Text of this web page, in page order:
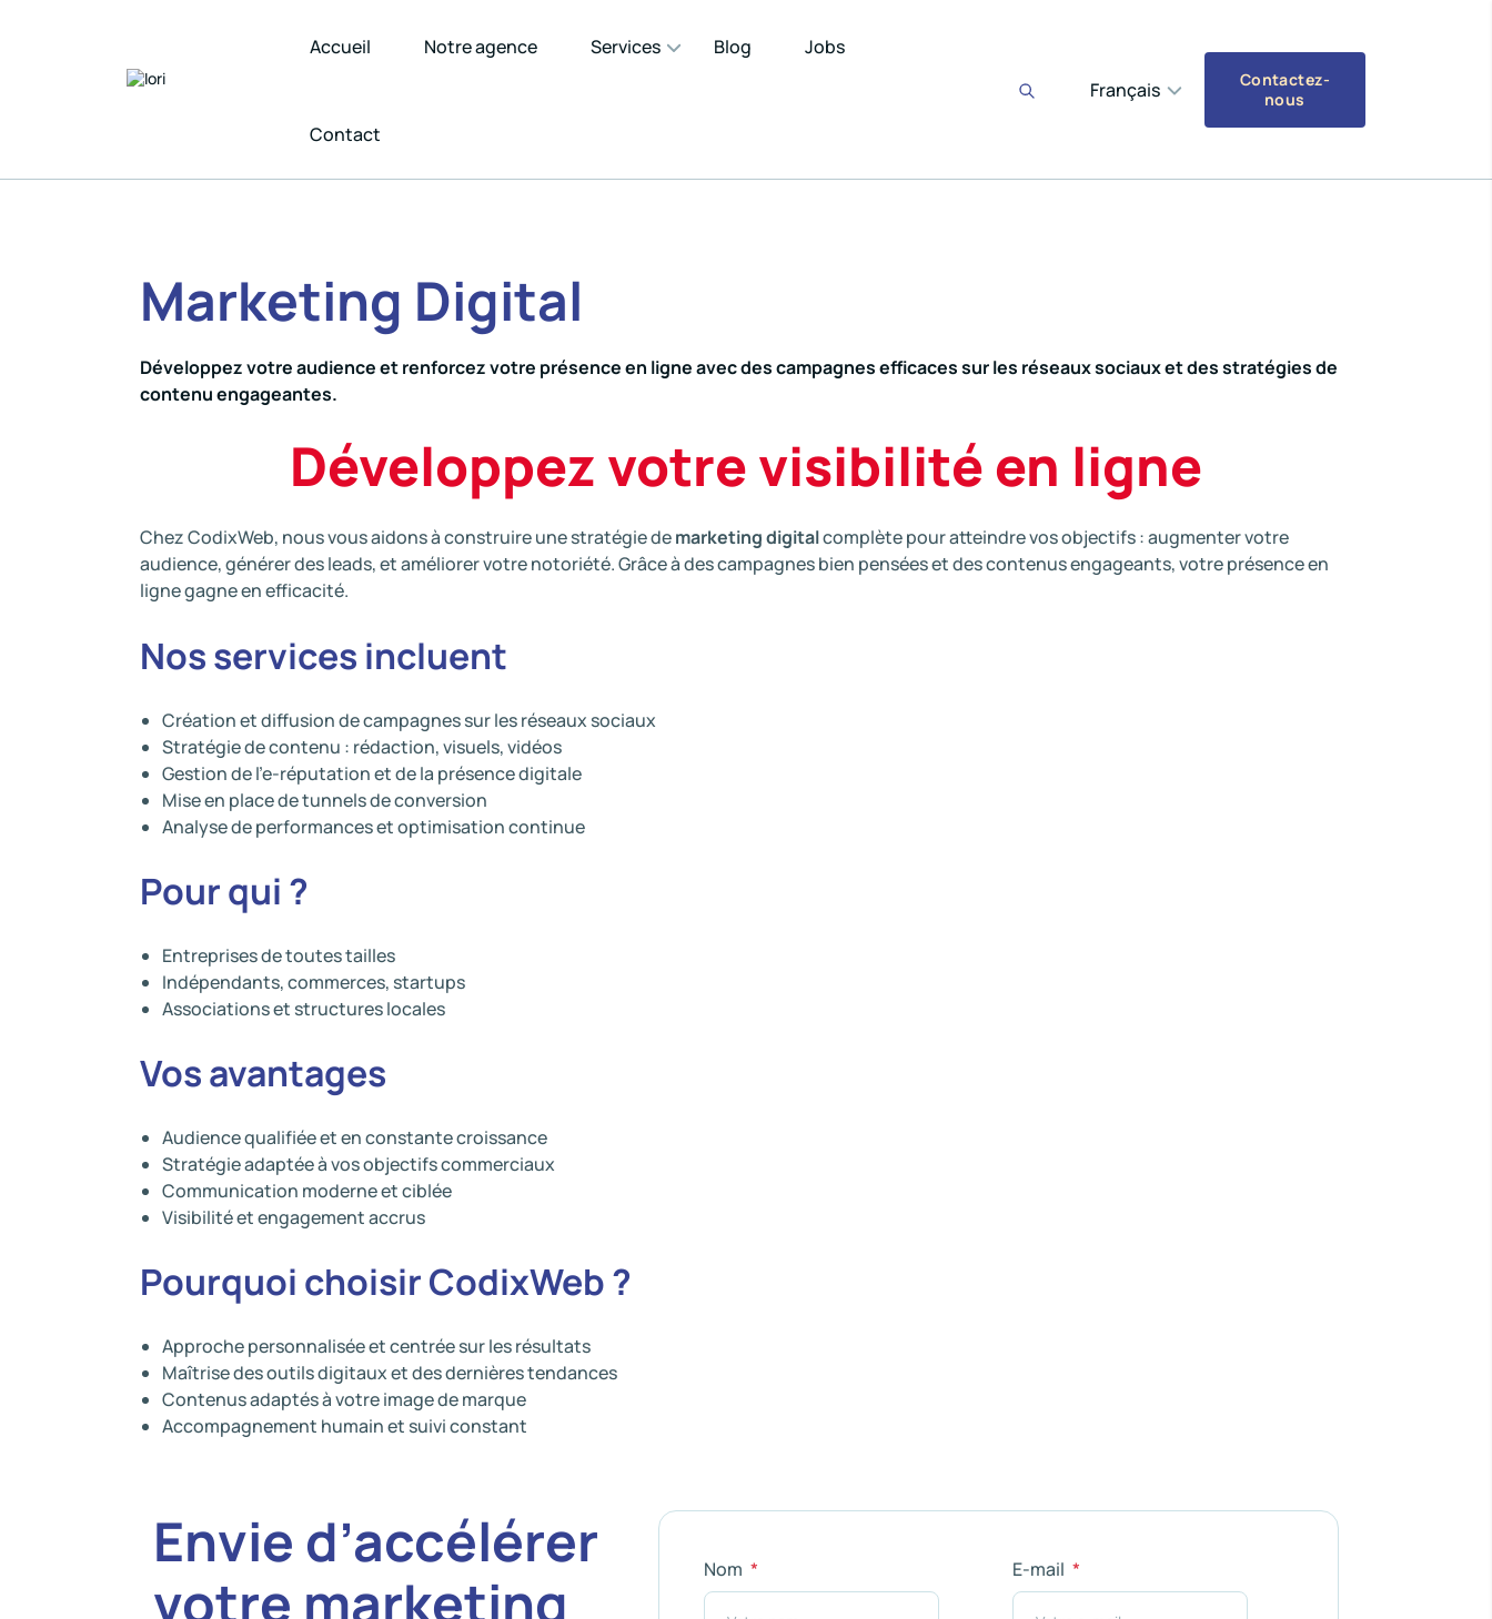
Accueil Notre agence Services Blog Jobs
Contact
Français
Contactez-
nous
Marketing Digital
Développez votre audience et renforcez votre présence en ligne avec des campagnes efficaces sur les réseaux sociaux et des stratégies de
contenu engageantes.
Développez votre visibilité en ligne
Chez CodixWeb, nous vous aidons à construire une stratégie demarketing digitalcomplète pour atteindre vos objectifs : augmenter votre
audience, générer des leads, et améliorer votre notoriété. Grâce à des campagnes bien pensées et des contenus engageants, votre présence en
ligne gagne en efficacité.
Nos services incluent
Création et diffusion de campagnes sur les réseaux sociaux
Stratégie de contenu : rédaction, visuels, vidéos
Gestion de l’e-réputation et de la présence digitale
Mise en place de tunnels de conversion
Analyse de performances et optimisation continue
Pour qui ?
Entreprises de toutes tailles
Indépendants, commerces, startups
Associations et structures locales
Vos avantages
Audience qualifiée et en constante croissance
Stratégie adaptée à vos objectifs commerciaux
Communication moderne et ciblée
Visibilité et engagement accrus
Pourquoi choisir CodixWeb ?
Approche personnalisée et centrée sur les résultats
Maîtrise des outils digitaux et des dernières tendances
Contenus adaptés à votre image de marque
Accompagnement humain et suivi constant
Envie d’accélérer
votre marketing
Nom E-mail